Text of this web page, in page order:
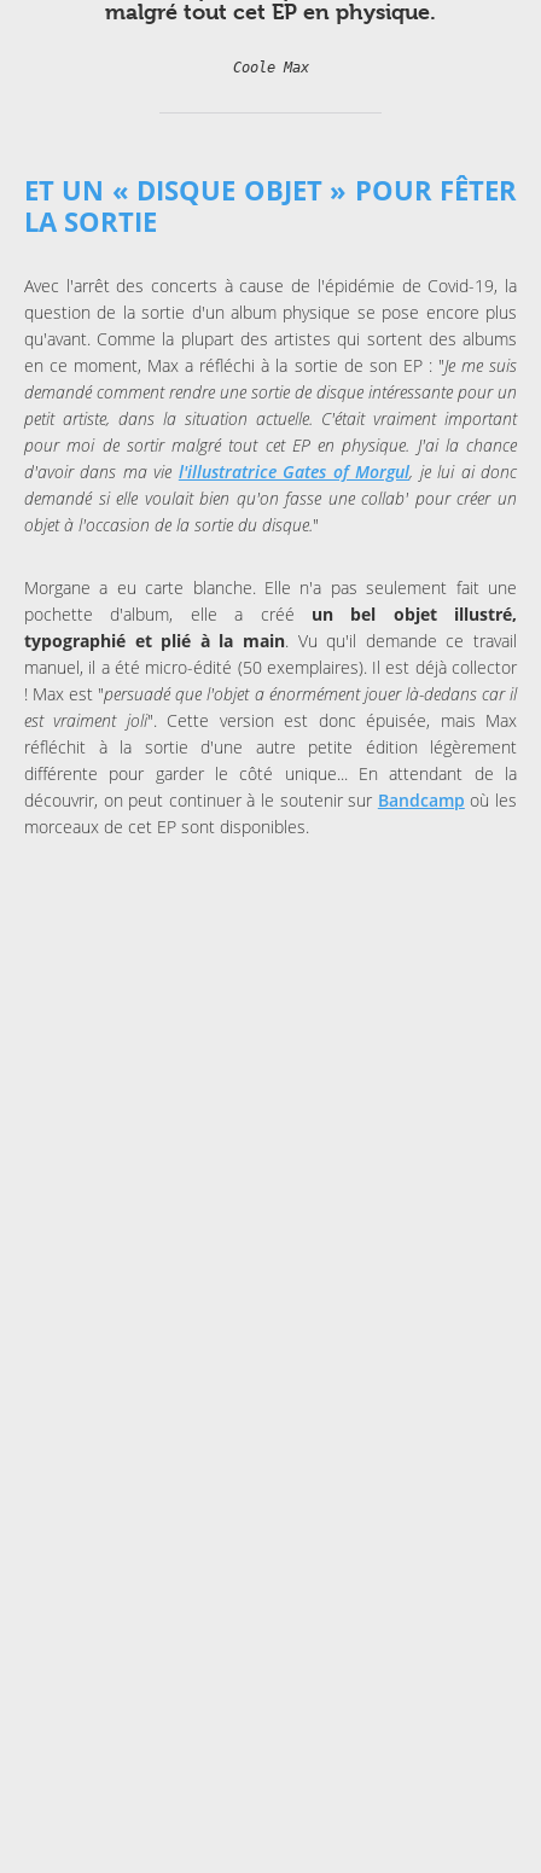
malgré tout cet EP en physique.
Coole Max
ET UN « DISQUE OBJET » POUR FÊTER
LA SORTIE
Avec l'arrêt des concerts à cause de l'épidémie de Covid-19, la
question de la sortie d'un album physique se pose encore plus
qu'avant. Comme la plupart des artistes qui sortent des albums
en ce moment, Max a réfléchi à la sortie de son EP : "Je me suis
demandé comment rendre une sortie de disque intéressante pour un
petit artiste, dans la situation actuelle. C'était vraiment important
pour moi de sortir malgré tout cet EP en physique. J'ai la chance
d'avoir dans ma vie l'illustratrice Gates of Morgul, je lui ai donc
demandé si elle voulait bien qu'on fasse une collab' pour créer un
objet à l'occasion de la sortie du disque."
Morgane a eu carte blanche. Elle n'a pas seulement fait une
pochette d'album, elle a créé un bel objet illustré,
typographié et plié à la main. Vu qu'il demande ce travail
manuel, il a été micro-édité (50 exemplaires). Il est déjà collector
! Max est "persuadé que l'objet a énormément jouer là-dedans car il
est vraiment joli". Cette version est donc épuisée, mais Max
réfléchit à la sortie d'une autre petite édition légèrement
différente pour garder le côté unique... En attendant de la
découvrir, on peut continuer à le soutenir sur Bandcamp où les
morceaux de cet EP sont disponibles.